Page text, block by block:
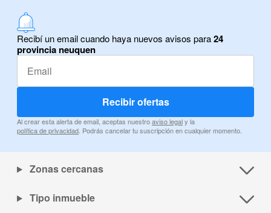
Recibí un email cuando haya nuevos avisos para24
provincia neuquen
Recibir ofertas
Al crear esta alerta de email, aceptas nuestroaviso legaly la
política de privacidad. Podrás cancelar tu suscripción en cualquier momento.
Zonas cercanas
Tipo inmueble